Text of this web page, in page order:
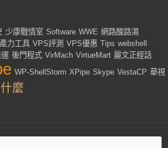
少康戰情室 Software WWE 網路酸路湯
力工具 VPS評測 VPS優惠 Tips webshell
後門程式 VirMach VirtueMart 麗文正經話
WP-ShellStorm XPipe Skype VestaCP 華視
麼